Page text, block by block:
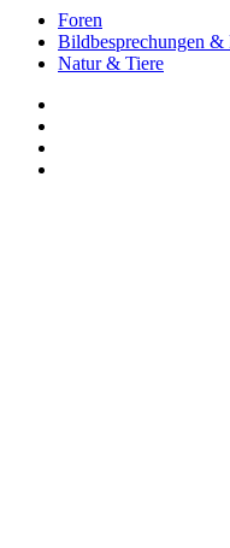
Foren
Bildbesprechungen &
Natur & Tiere